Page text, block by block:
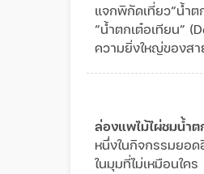
แจกพิกัดเที่ยว“น้ำ
“น้ำตกเต๋อเทียน”
ความยิ่งใหญ่ของสา
ล่องแพไม้ไผ่ชมน้ำ
หนึ่งในกิจกรรมยอ
ในมุมที่ไม่เหมือนใคร